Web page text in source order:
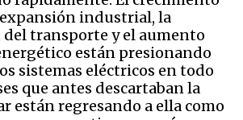
industrial, la
transporte y el aumento
están presionando
sistemas eléctricos en todo
que antes descartaban la
están regresando a ella como